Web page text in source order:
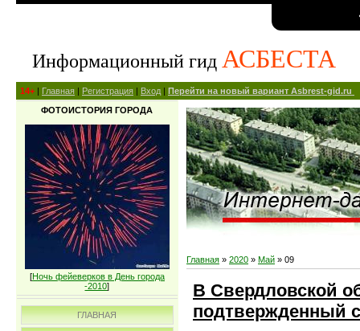
Информационный гид АСБЕСТА
14+ | Главная | Регистрация | Вход | Перейти на новый вариант Asbrest-gid.ru
ФОТОИСТОРИЯ ГОРОДА
[Ночь фейеверков в День города
-2010]
ГЛАВНАЯ
Главная » 2020 » Май » 09
В Свердловской
подтвержденный